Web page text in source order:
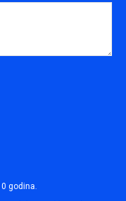
godina.